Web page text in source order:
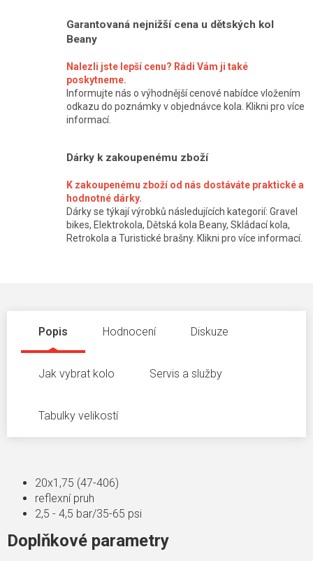
Garantovaná nejnižší cena u dětských kol
Beany
Nalezli jste lepší cenu? Rádi Vám ji také
poskytneme.
Informujte nás o výhodnější cenové nabídce vložením
odkazu do poznámky v objednávce kola. Klikni pro více
informací.
Dárky k zakoupenému zboží
K zakoupenému zboží od nás dostáváte praktické a
hodnotné dárky.
Dárky se týkají výrobků následujících kategorií: Gravel
bikes, Elektrokola, Dětská kola Beany, Skládací kola,
Retrokola a Turistické brašny. Klikni pro více informací.
Popis Hodnocení Diskuze
Jak vybrat kolo Servis a služby
Tabulky velikostí
20x1,75 (47-406)
reflexní pruh
2,5 - 4,5 bar/35-65 psi
Doplňkové parametry